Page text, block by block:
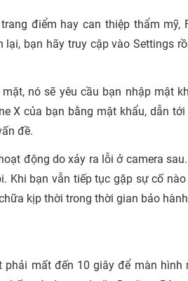
điểm hay can thiệp thẩm mỹ,
bạn hãy truy cập vào Settings
nó sẽ yêu cầu bạn nhập mật
X của bạn bằng mật khẩu, dẫn
đề.
động do xảy ra lỗi ở camera
bạn vẫn tiếp tục gặp sự cố nào
kịp thời trong thời gian bảo
mất đến 10 giây để màn hình